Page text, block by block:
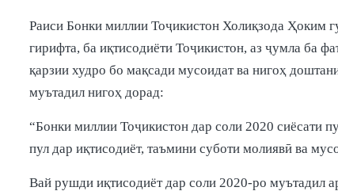
Раиси Бонки миллии Тоҷикистон Холиқзода Ҳоким
гирифта, ба иқтисодиёти Тоҷикистон, аз ҷумла ба
қарзии худро бо мақсади мусоидат ва нигоҳ
муътадил нигоҳ дорад:
“Бонки миллии Тоҷикистон дар соли 2020 сиёсати
пул дар иқтисодиёт, таъмини суботи молиявӣ ва
Вай рушди иқтисодиёт дар соли 2020-ро